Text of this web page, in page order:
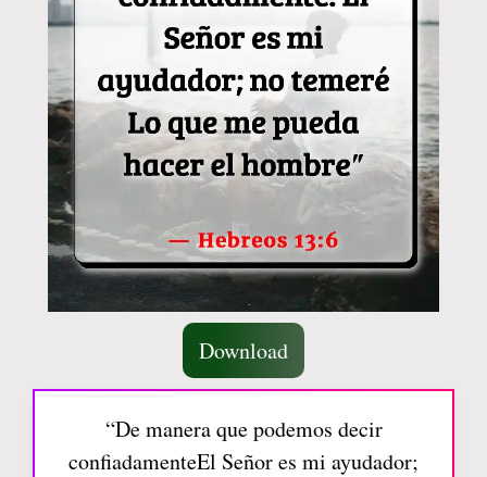
Download
“De manera que podemos decir
confiadamenteEl Señor es mi ayudador;